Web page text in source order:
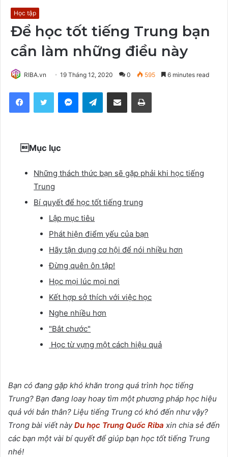
Học tập
Để học tốt tiếng Trung bạn
cần làm những điều này
RIBA.vn 19 Tháng 12, 2020 0 595 6 minutes read
FacebookTwitter MessengerTelegramShare via Email Print
Mục lục
Những thách thức bạn sẽ gặp phải khi học tiếng
Trung
Bí quyết để học tốt tiếng trung
Lập mục tiêu
Phát hiện điểm yếu của bạn
Hãy tận dụng cơ hội để nói nhiều hơn
Đừng quên ôn tập!
Học mọi lúc mọi nơi
Kết hợp sở thích với việc học
Nghe nhiều hơn
"Bắt chước"
Học từ vựng một cách hiệu quả
Bạn có đang gặp khó khăn trong quá trình học tiếng
Trung? Bạn đang loay hoay tìm một phương pháp học hiệu
quả với bản thân? Liệu tiếng Trung có khó đến như vậy?
Trong bài viết nàyDu học Trung Quốc Riba xin chia sẻ đến
các bạn một vài bí quyết để giúp bạn học tốt tiếng Trung
nhé!